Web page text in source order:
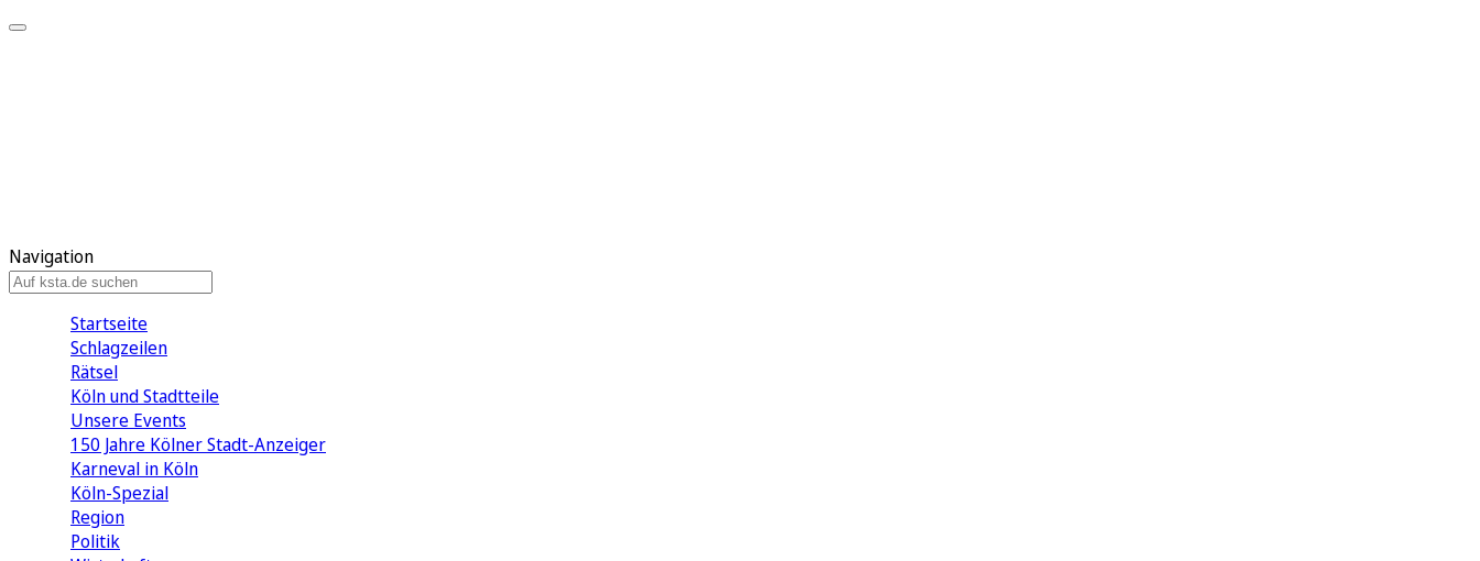
Navigation
Startseite
Schlagzeilen
Rätsel
Köln und Stadtteile
Unsere Events
150 Jahre Kölner Stadt-Anzeiger
Karneval in Köln
Köln-Spezial
Region
Politik